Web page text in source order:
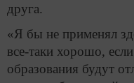
друга.
«Я бы не применял
все-таки хорошо,
образования будут